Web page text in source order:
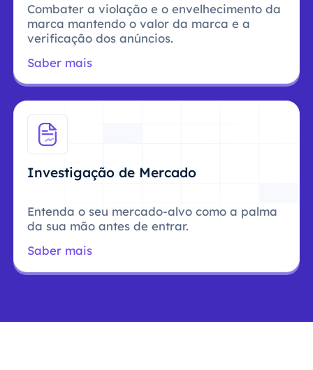
Combater a violação e o envelhecimento da
marca mantendo o valor da marca e a
verificação dos anúncios.
Saber mais
Investigação de Mercado
Entenda o seu mercado-alvo como a palma
da sua mão antes de entrar.
Saber mais